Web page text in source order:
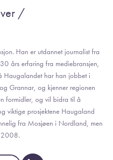
/
Han er utdannet journalist fra
års erfaring fra mediebransjen,
Haugalandet har han jobbet i
Grannar, og kjenner regionen
formidler, og vil bidra til å
viktige prosjektene Haugaland
fra Mosjøen i Nordland, men
2008.